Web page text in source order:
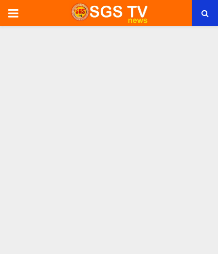
PRIMARY